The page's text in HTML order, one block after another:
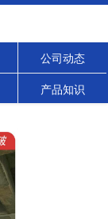
公司动态
产品知识